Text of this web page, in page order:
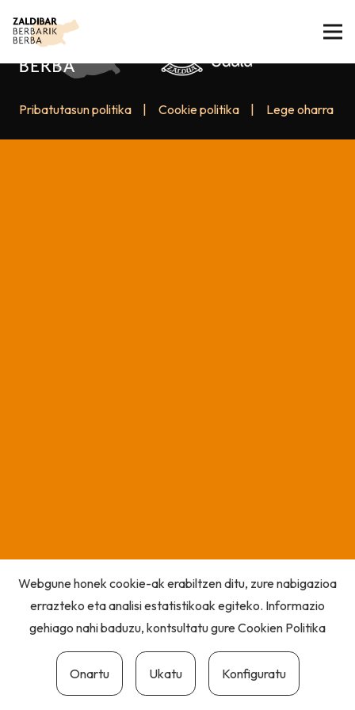
Pribatutasun politika Cookie politika Lege oharra
Webgune honek cookie-ak erabiltzen ditu, zure nabigazioa
errazteko eta analisi estatistikoak egiteko. Informazio
gehiago nahi baduzu, kontsultatu gureCookien Politika
Onartu Ukatu Konfiguratu